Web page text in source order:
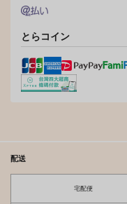
とらコイン
配送
宅配便